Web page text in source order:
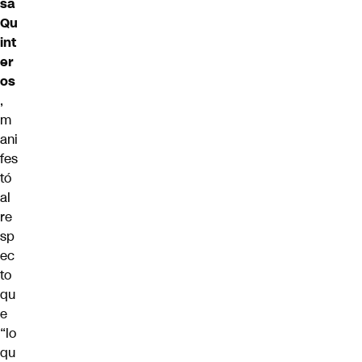
Qu
int
er
os
,
m
ani
fes
tó
al
re
sp
ec
to
qu
e
“lo
qu